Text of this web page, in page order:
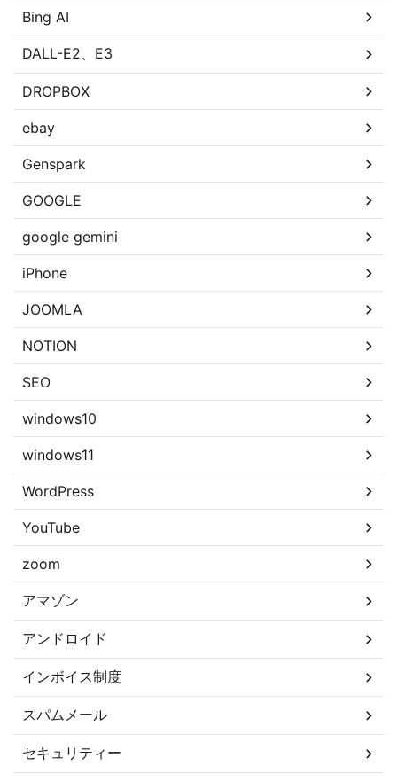
Bing AI
DALL-E2、E3
DROPBOX
ebay
Genspark
GOOGLE
google gemini
iPhone
JOOMLA
NOTION
SEO
windows10
windows11
WordPress
YouTube
zoom
アマゾン
アンドロイド
インボイス制度
スパムメール
セキュリティー